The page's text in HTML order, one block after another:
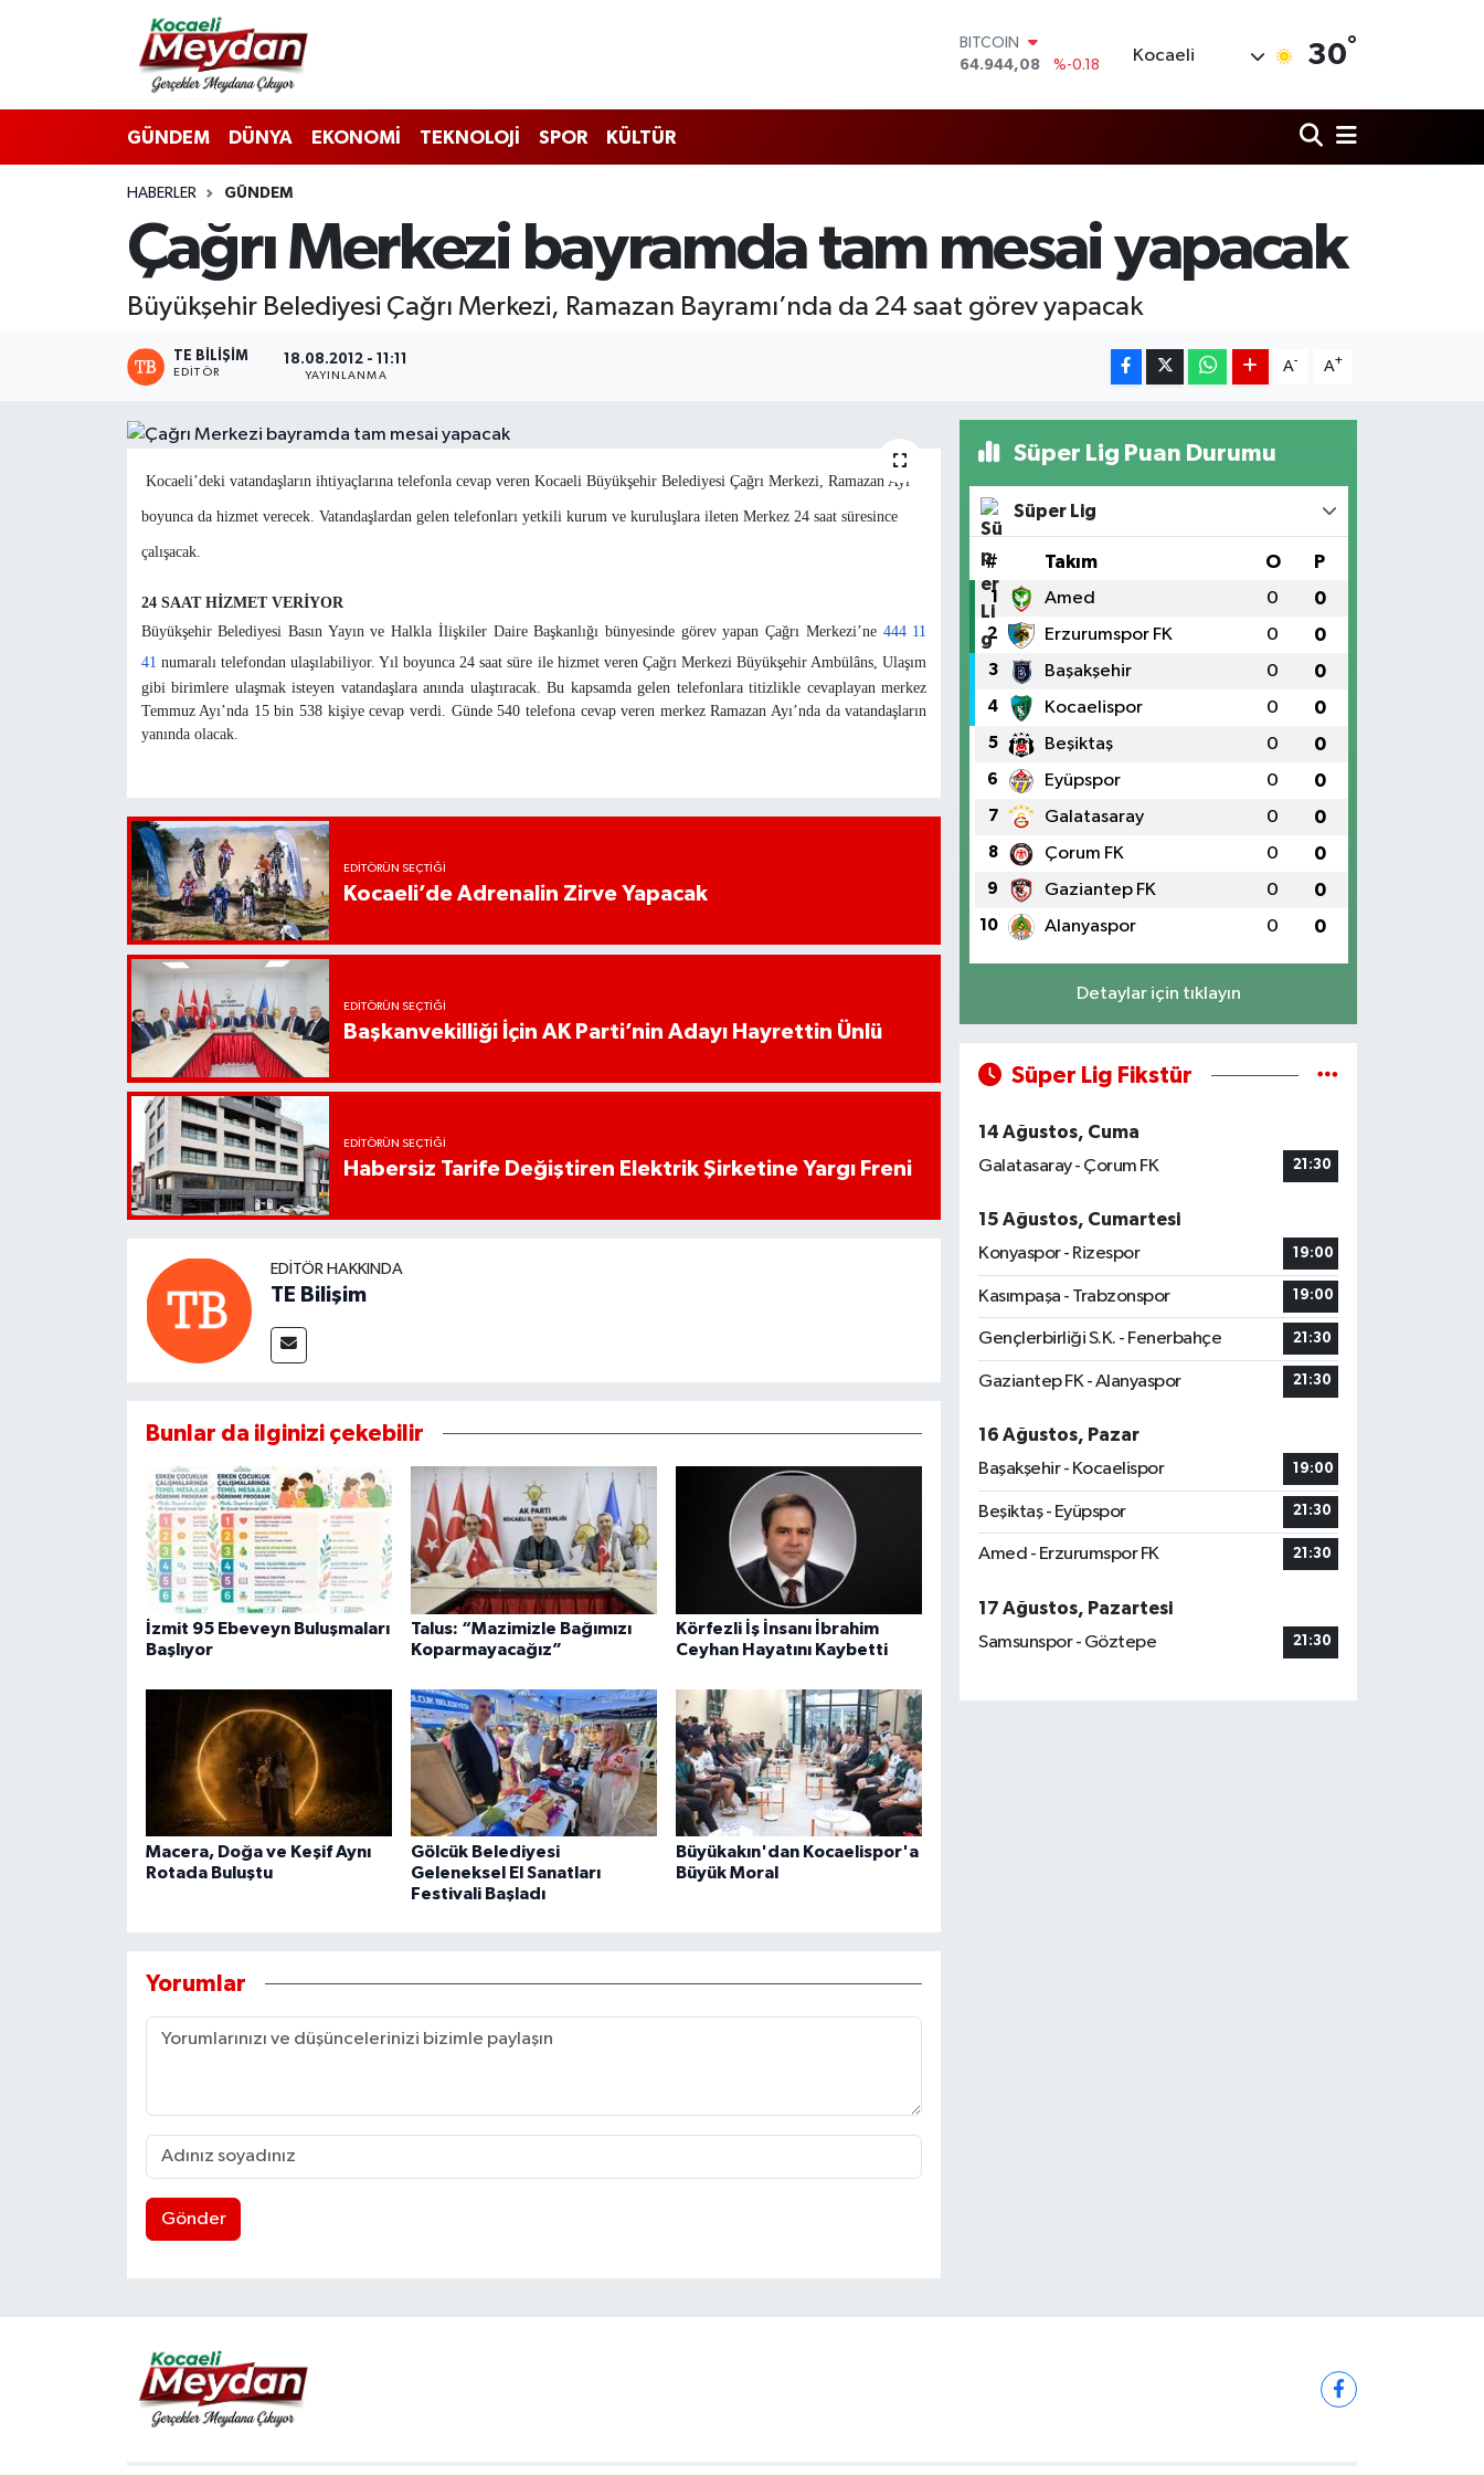
BITCOIN
64.944,08
%-0.18
47,7436
%0.18
6660.55
%0.03
BİST100
Kocaeli 30°
GÜNDEM DÜNYA EKONOMİ TEKNOLOJİ SPOR KÜLTÜR
HABERLER GÜNDEM
Çağrı Merkezi bayramda tam mesai yapacak
Büyükşehir Belediyesi Çağrı Merkezi, Ramazan Bayramı’nda da 24 saat görev yapacak
TE BILIŞIM
EDITÖR
18.08.2012 - 11:11
YAYINLANMA
A- A+
Kocaeli’deki vatandaşların ihtiyaçlarına telefonla cevap veren Kocaeli Büyükşehir Belediyesi Çağrı Merkezi, Ramazan Ayı
boyunca da hizmet verecek. Vatandaşlardan gelen telefonları yetkili kurum ve kuruluşlara ileten Merkez 24 saat süresince
çalışacak.
24 SAAT HİZMET VERİYOR
Büyükşehir Belediyesi Basın Yayın ve Halkla İlişkiler Daire Başkanlığı bünyesinde görev yapan Çağrı Merkezi’ne 444 11
41 numaralı telefondan ulaşılabiliyor. Yıl boyunca 24 saat süre ile hizmet veren Çağrı Merkezi Büyükşehir Ambülâns, Ulaşım
gibi birimlere ulaşmak isteyen vatandaşlara anında ulaştıracak. Bu kapsamda gelen telefonlara titizlikle cevaplayan merkez
Temmuz Ayı’nda 15 bin 538 kişiye cevap verdi. Günde 540 telefona cevap veren merkez Ramazan Ayı’nda da vatandaşların
yanında olacak.
EDITÖRÜN SEÇTIĞI
Kocaeli’de Adrenalin Zirve Yapacak
EDITÖRÜN SEÇTIĞI
Başkanvekilliği İçin AK Parti’nin Adayı Hayrettin Ünlü
EDITÖRÜN SEÇTIĞI
Habersiz Tarife Değiştiren Elektrik Şirketine Yargı Freni
EDITÖR HAKKINDA
TE Bilişim
Bunlar da ilginizi çekebilir
İzmit 95 Ebeveyn Buluşmaları
Başlıyor
Talus: “Mazimizle Bağımızı
Koparmayacağız”
Körfezli İş İnsanı İbrahim
Ceyhan Hayatını Kaybetti
Macera, Doğa ve Keşif Aynı
Rotada Buluştu
Gölcük Belediyesi
Geleneksel El Sanatları
Festivali Başladı
Büyükakın'dan Kocaelispor'a
Büyük Moral
Yorumlar
Gönder
Süper Lig Puan Durumu
Süper Lig
# Takım O P
1 Amed 0 0
2 Erzurumspor FK 0 0
3 Başakşehir 0 0
4 Kocaelispor 0 0
5 Beşiktaş 0 0
6 Eyüpspor 0 0
7 Galatasaray 0 0
8 Çorum FK 0 0
9 Gaziantep FK 0 0
10 Alanyaspor 0 0
Detaylar için tıklayın
Süper Lig Fikstür
14 Ağustos, Cuma
Galatasaray - Çorum FK
21:30
15 Ağustos, Cumartesi
Konyaspor - Rizespor
19:00
Kasımpaşa - Trabzonspor 19:00
Gençlerbirliği S.K. - Fenerbahçe 21:30
Gaziantep FK - Alanyaspor 21:30
16 Ağustos, Pazar
Başakşehir - Kocaelispor
19:00
Beşiktaş - Eyüpspor 21:30
Amed - Erzurumspor FK 21:30
17 Ağustos, Pazartesi
Samsunspor - Göztepe
21:30
Nöbetçi Eczaneler
Hava Durumu
Trafik Durumu
Süper Lig Puan Durumu ve Fikstür
Tüm Manşetler
Son Dakika Haberleri
Haber Arşivi